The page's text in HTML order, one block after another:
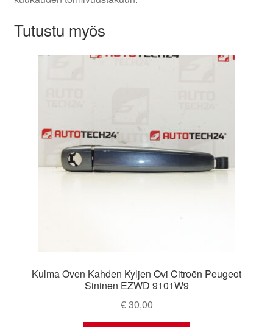
Tutustu myös
Kulma Oven Kahden Kyljen Ovi Citroën Peugeot
Sininen EZWD 9101W9
€30,00